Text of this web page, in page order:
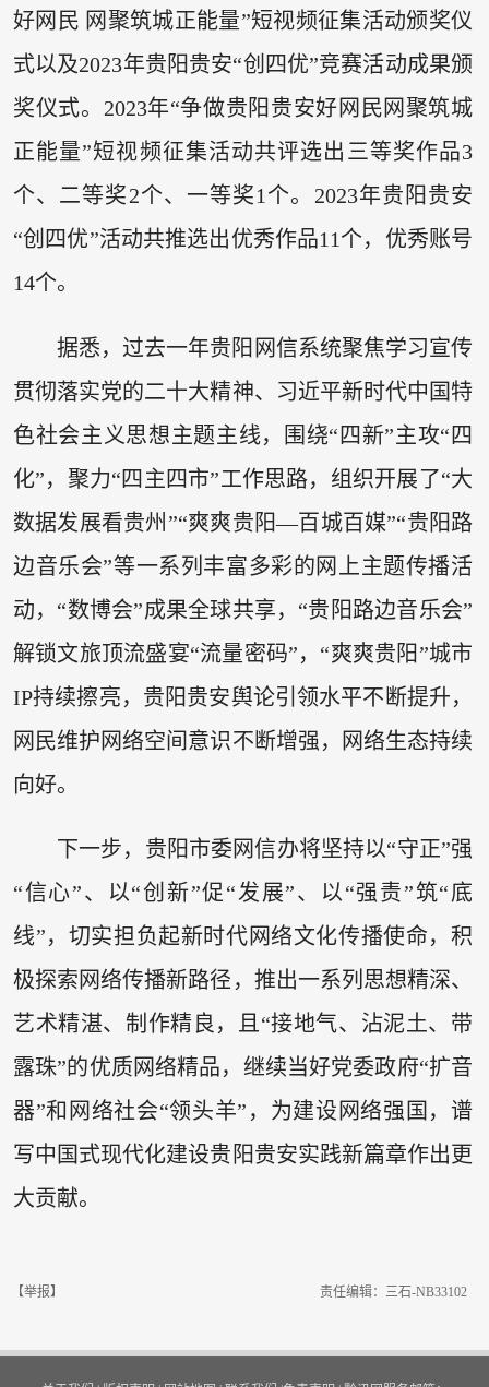
好网民 网聚筑城正能量”短视频征集活动颁奖仪
式以及2023年贵阳贵安“创四优”竞赛活动成果颁
奖仪式。2023年“争做贵阳贵安好网民网聚筑城
正能量”短视频征集活动共评选出三等奖作品3
个、二等奖2个、一等奖1个。2023年贵阳贵安
“创四优”活动共推选出优秀作品11个，优秀账号
14个。
据悉，过去一年贵阳网信系统聚焦学习宣传
贯彻落实党的二十大精神、习近平新时代中国特
色社会主义思想主题主线，围绕“四新”主攻“四
化”，聚力“四主四市”工作思路，组织开展了“大
数据发展看贵州”“爽爽贵阳—百城百媒”“贵阳路
边音乐会”等一系列丰富多彩的网上主题传播活
动，“数博会”成果全球共享，“贵阳路边音乐会”
解锁文旅顶流盛宴“流量密码”，“爽爽贵阳”城市
IP持续擦亮，贵阳贵安舆论引领水平不断提升，
网民维护网络空间意识不断增强，网络生态持续
向好。
下一步，贵阳市委网信办将坚持以“守正”强
“信心”、以“创新”促“发展”、以“强责”筑“底
线”，切实担负起新时代网络文化传播使命，积
极探索网络传播新路径，推出一系列思想精深、
艺术精湛、制作精良，且“接地气、沾泥土、带
露珠”的优质网络精品，继续当好党委政府“扩音
器”和网络社会“领头羊”，为建设网络强国，谱
写中国式现代化建设贵阳贵安实践新篇章作出更
大贡献。
【举报】 责任编辑：三石-NB33102